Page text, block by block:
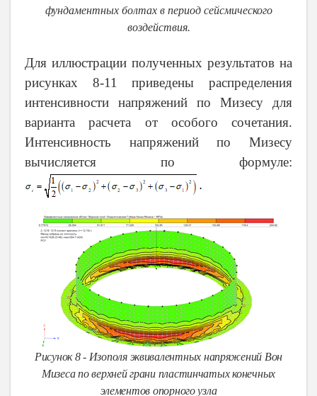
фундаментных болтах в период сейсмического
воздействия.
Для иллюстрации полученных результатов на
рисунках 8-11 приведены распределения
интенсивности напряжений по Мизесу для
варианта расчета от особого сочетания.
Интенсивность напряжений по Мизесу
вычисляется по формуле:
Рисунок 8 - Изополя эквивалентных напряжений Вон
Мизеса по верхней грани пластинчатых конечных
элементов опорного узла